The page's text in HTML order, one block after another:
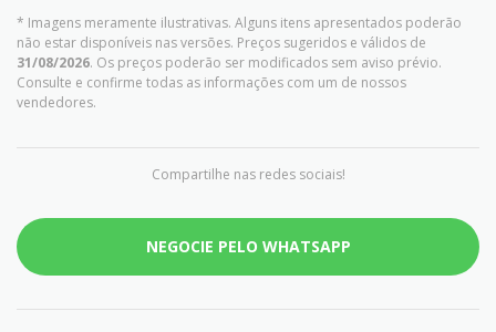
* Imagens meramente ilustrativas. Alguns itens apresentados poderão
não estar disponíveis nas versões. Preços sugeridos e válidos de
31/08/2026. Os preços poderão ser modificados sem aviso prévio.
Consulte e confirme todas as informações com um de nossos
vendedores.
Compartilhe nas redes sociais!
NEGOCIE PELO WHATSAPP